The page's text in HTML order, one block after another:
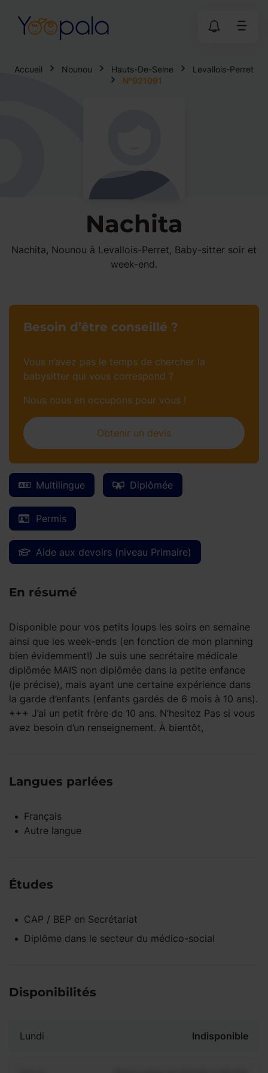
Accueil Nounou Hauts-De-Seine
Levallois-Perret
N°921091
Nachita
Nachita, Nounou à Levallois-Perret, Baby-sitter soir et
week-end.
Multilingue Diplômée
Permis
Aide aux devoirs (niveau Primaire)
En résumé
Disponible pour vos petits loups les soirs en semaine
ainsi que les week-ends (en fonction de mon planning
bien évidemment!) Je suis une secrétaire médicale
diplômée MAIS non diplômée dans la petite enfance
(je précise), mais ayant une certaine expérience dans
la garde d’enfants (enfants gardés de 6 mois à 10 ans).
+++ J’ai un petit frère de 10 ans. N’hesitez Pas si vous
avez besoin d’un renseignement. À bientôt,
Langues parlées
Français
Autre langue
Études
CAP / BEP en Secrétariat
Diplôme dans le secteur du médico-social
Disponibilités
Lundi Indisponible
Besoin d’être conseillé ?
Vous n’avez pas le temps de chercher la
babysitter qui vous correspond ?
Nous nous en occupons pour vous !
Obtenir un devis